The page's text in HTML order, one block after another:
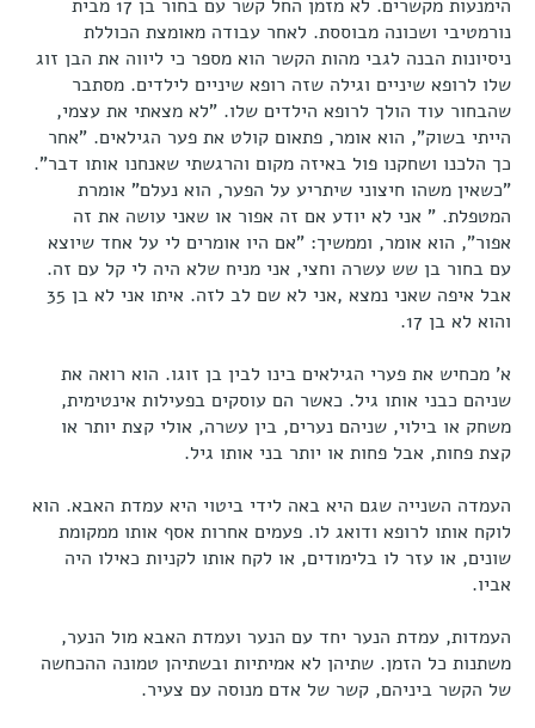
הימנעות מקשרים. לא מזמן החל קשר עם בחור בן 17 מבית
נורמטיבי ושכונה מבוססת. לאחר עבודה מאומצת הכוללת
ניסיונות הבנה לגבי מהות הקשר הוא מספר כי ליווה את הבן זוג
שלו לרופא שיניים וגילה שזה רופא שיניים לילדים. מסתבר
שהבחור עוד הולך לרופא הילדים שלו. "לא מצאתי את עצמי,
הייתי בשוק", הוא אומר, פתאום קולט את פער הגילאים. "אחר
כך הלכנו ושחקנו פול באיזה מקום והרגשתי שאנחנו אותו דבר".
"כשאין משהו חיצוני שיתריע על הפער, הוא נעלם" אומרת
המטפלת. " אני לא יודע אם זה אפור או שאני עושה את זה
אפור", הוא אומר, וממשיך: "אם היו אומרים לי על אחד שיוצא
עם בחור בן שש עשרה וחצי, אני מניח שלא היה לי קל עם זה.
אבל איפה שאני נמצא ,אני לא שם לב לזה. איתו אני לא בן 35
והוא לא בן 17.
א' מכחיש את פערי הגילאים בינו לבין בן זוגו. הוא רואה את
שניהם כבני אותו גיל. כאשר הם עוסקים בפעילות אינטימית,
משחק או בילוי, שניהם נערים, בין עשרה, אולי קצת יותר או
קצת פחות, אבל פחות או יותר בני אותו גיל.
העמדה השנייה שגם היא באה לידי ביטוי היא עמדת האבא. הוא
לוקח אותו לרופא ודואג לו. פעמים אחרות אסף אותו ממקומת
שונים, או עזר לו בלימודים, או לקח אותו לקניות כאילו היה
אביו.
העמדות, עמדת הנער יחד עם הנער ועמדת האבא מול הנער,
משתנות כל הזמן. שתיהן לא אמיתיות ובשתיהן טמונה ההכחשה
של הקשר ביניהם, קשר של אדם מנוסה עם צעיר.